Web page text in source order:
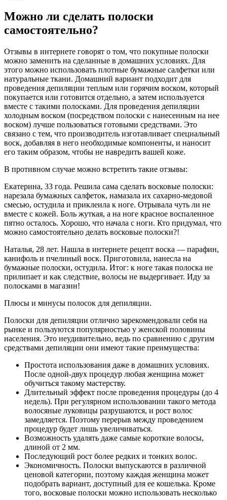
Можно ли сделать полоски
самостоятельно?
Отзывы в интернете говорят о том, что покупные полоски
можно заменить на сделанные в домашних условиях. Для
этого можно использовать плотные бумажные салфетки или
натуральные ткани. Домашний вариант подходит для
проведения депиляции теплым или горячим воском, который
покупается или готовится отдельно, а затем используется
вместе с такими полосками. Для проведения депиляции
холодным воском (посредством полоски с нанесенным на нее
воском) лучше пользоваться готовыми средствами. Это
связано с тем, что производитель изготавливает специальный
воск, добавляя в него необходимые компоненты, и наносит
его таким образом, чтобы не навредить вашей коже.
В противном случае можно встретить такие отзывы:
Екатерина, 33 года. Решила сама сделать восковые полоски:
нарезала бумажных салфеток, намазала их сахарно-медовой
смесью, остудила и приклеила к ноге. Отрывала чуть ли не
вместе с кожей. Боль жуткая, а на ноге красное воспаленное
пятно осталось. Хорошо, что начала с ноги. Кто придумал, что
можно самостоятельно делать восковые полоски?!
Наталья, 28 лет. Нашла в интернете рецепт воска — парафин,
канифоль и пчелиный воск. Приготовила, нанесла на
бумажные полоски, остудила. Итог: к ноге такая полоска не
прилипает и как следствие, волосы не выдергивает. Иду за
полосками в магазин!
Плюсы и минусы полосок для депиляции.
Полоски для депиляции отлично зарекомендовали себя на
рынке и пользуются популярностью у женской половины
населения. Это неудивительно, ведь по сравнению с другим
средствами депиляции они имеют такие преимущества:
Простота использования даже в домашних условиях.
После одной-двух процедур любая женщина может
обучиться такому мастерству.
Длительный эффект после проведения процедуры (до 4
недель). При регулярном использовании такого метода
волосяные луковицы разрушаются, и рост волос
замедляется. Поэтому перерыв между проведением
процедур будет лишь увеличиваться.
Возможность удалять даже самые короткие волосы,
длиной от 2 мм.
Последующий рост более редких и тонких волос.
Экономичность. Полоски выпускаются в различной
ценовой категории, поэтому каждая женщина может
подобрать вариант, доступный для ее кошелька. Кроме
того, восковые полоски можно использовать несколько